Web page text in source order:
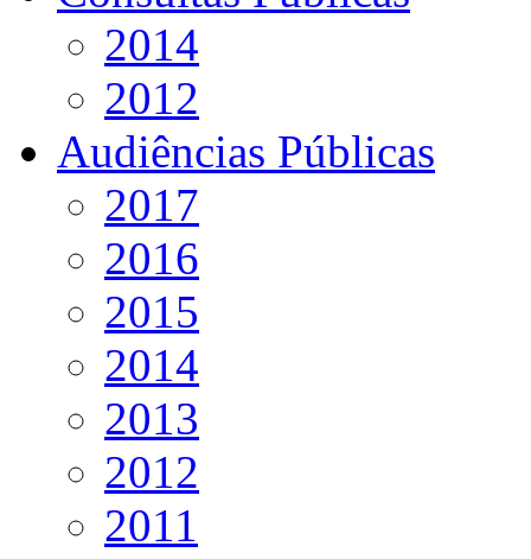
2014
2012
Audiências Públicas
2017
2016
2015
2014
2013
2012
2011